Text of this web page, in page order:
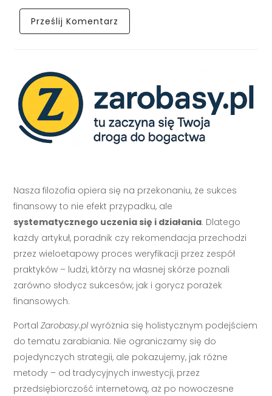
Nasza filozofia opiera się na przekonaniu, że sukces
finansowy to nie efekt przypadku, ale
systematycznego uczenia się i działania. Dlatego
każdy artykuł, poradnik czy rekomendacja przechodzi
przez wieloetapowy proces weryfikacji przez zespół
praktyków – ludzi, którzy na własnej skórze poznali
zarówno słodycz sukcesów, jak i gorycz porażek
finansowych.
PortalZarobasy.pl wyróżnia się holistycznym podejściem
do tematu zarabiania. Nie ograniczamy się do
pojedynczych strategii, ale pokazujemy, jak różne
metody – od tradycyjnych inwestycji, przez
przedsiębiorczość internetową, aż po nowoczesne